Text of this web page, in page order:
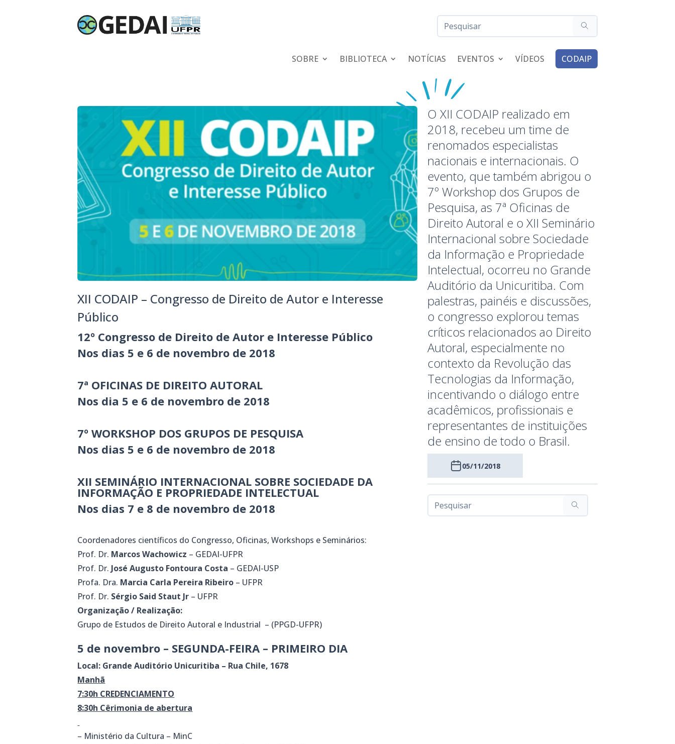
SOBRE BIBLIOTECA NOTÍCIAS EVENTOS VÍDEOS CODAIP
XII CODAIP – Congresso de Direito de Autor e Interesse
Público
12º Congresso de Direito de Autor e Interesse Público
Nos dias 5 e 6 de novembro de 2018
7ª OFICINAS DE DIREITO AUTORAL
Nos dia 5 e 6 de novembro de 2018
7º WORKSHOP DOS GRUPOS DE PESQUISA
Nos dias 5 e 6 de novembro de 2018
XII SEMINÁRIO INTERNACIONAL SOBRE SOCIEDADE DA
INFORMAÇÃO E PROPRIEDADE INTELECTUAL
Nos dias 7 e 8 de novembro de 2018
Coordenadores científicos do Congresso, Oficinas, Workshops e Seminários:
Prof. Dr. Marcos Wachowicz – GEDAI-UFPR
Prof. Dr. José Augusto Fontoura Costa – GEDAI-USP
Profa. Dra. Marcia Carla Pereira Ribeiro – UFPR
Prof. Dr. Sérgio Said Staut Jr – UFPR
Organização / Realização:
Grupo de Estudos de Direito Autoral e Industrial – (PPGD-UFPR)
5 de novembro – SEGUNDA-FEIRA – PRIMEIRO DIA
Local: Grande Auditório Unicuritiba – Rua Chile, 1678
Manhã
7:30h CREDENCIAMENTO
8:30h Cêrimonia de abertura
– Ministério da Cultura – MinC
O XII CODAIP realizado em
2018, recebeu um time de
renomados especialistas
nacionais e internacionais. O
evento, que também abrigou o
7º Workshop dos Grupos de
Pesquisa, as 7ª Oficinas de
Direito Autoral e o XII Seminário
Internacional sobre Sociedade
da Informação e Propriedade
Intelectual, ocorreu no Grande
Auditório da Unicuritiba. Com
palestras, painéis e discussões,
o congresso explorou temas
críticos relacionados ao Direito
Autoral, especialmente no
contexto da Revolução das
Tecnologias da Informação,
incentivando o diálogo entre
acadêmicos, profissionais e
representantes de instituições
de ensino de todo o Brasil.
05/11/2018